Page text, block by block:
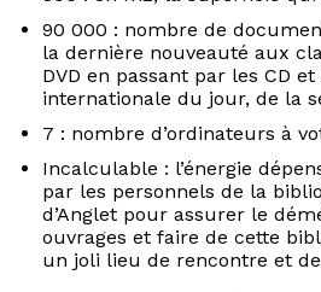
90 000 : nombre de
la dernière nouveauté aux
DVD en passant par les CD
internationale du jour, de la
7 : nombre d’ordinateurs à
Incalculable : l’énergie
par les personnels de la
d’Anglet pour assurer le
ouvrages et faire de cette
un joli lieu de rencontre et